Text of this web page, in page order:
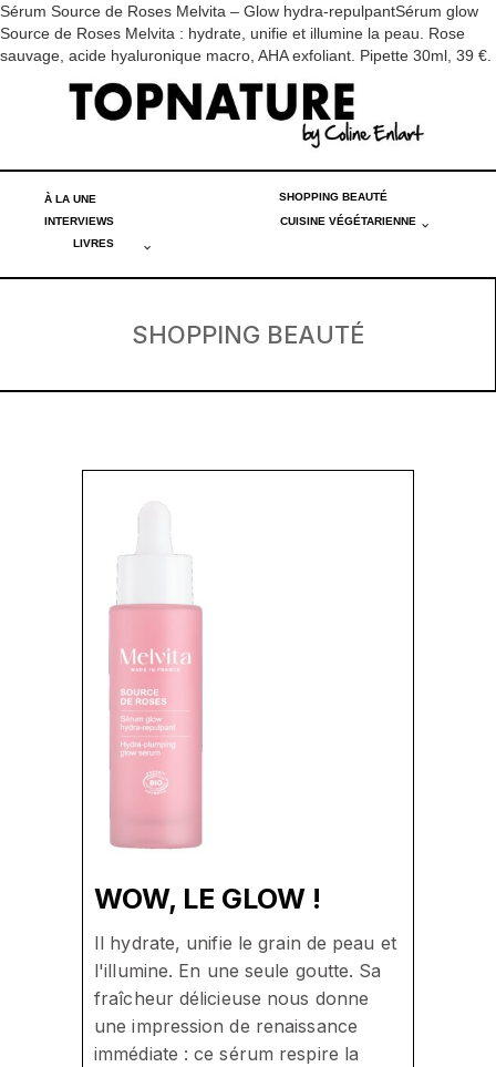
Sérum Source de Roses Melvita – Glow hydra-repulpantSérum glow
Source de Roses Melvita : hydrate, unifie et illumine la peau. Rose
sauvage, acide hyaluronique macro, AHA exfoliant. Pipette 30ml, 39 €.
À LA UNE SHOPPING BEAUTÉ
INTERVIEWS
CUISINE VÉGÉTARIENNE
LIVRES
SHOPPING BEAUTÉ
WOW, LE GLOW !
Il hydrate, unifie le grain de peau et
l'illumine. En une seule goutte. Sa
fraîcheur délicieuse nous donne
une impression de renaissance
immédiate : ce sérum respire la